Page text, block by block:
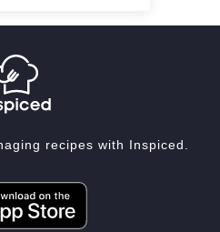
recipes with Inspiced.